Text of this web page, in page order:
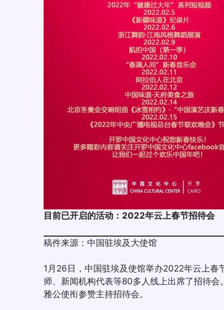
目前已开启的活动： 2022年云上春节招待会
稿件来源：中国驻埃及大使馆
1月26日，中国驻埃及使馆举办2022年云上春
师、新闻机构代表等80多人线上出席了招待
雅公使衔参赞主持招待会。